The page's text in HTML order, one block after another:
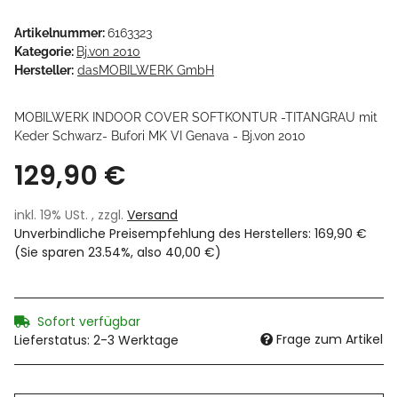
Artikelnummer:6163323
Kategorie: Bj.von 2010
Hersteller: dasMOBILWERK GmbH
MOBILWERK INDOOR COVER SOFTKONTUR -TITANGRAU mit
Keder Schwarz- Bufori MK VI Genava - Bj.von 2010
129,90 €
inkl. 19% USt. , zzgl. Versand
Unverbindliche Preisempfehlung des Herstellers: 169,90 €
(Sie sparen 23.54%, also 40,00 €)
Sofort verfügbar
Lieferstatus: 2-3 Werktage
Frage zum Artikel